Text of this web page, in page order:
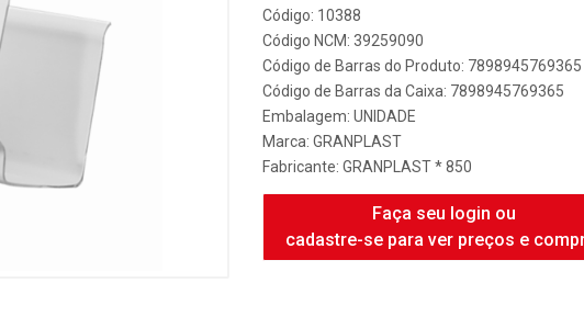
Código: 10388
Código NCM: 39259090
Código de Barras do Produto: 7898945769365
Código de Barras da Caixa: 7898945769365
Embalagem: UNIDADE
Marca: GRANPLAST
Fabricante: GRANPLAST * 850
Faça seu login ou
cadastre-se para ver preços e